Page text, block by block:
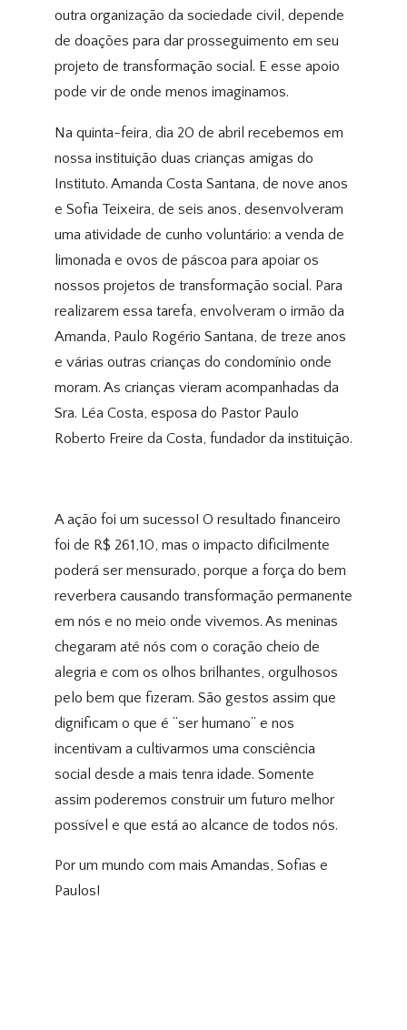
outra organização da sociedade civil, depende
de doações para dar prosseguimento em seu
projeto de transformação social. E esse apoio
pode vir de onde menos imaginamos.
Na quinta-feira, dia 20 de abril recebemos em
nossa instituição duas crianças amigas do
Instituto. Amanda Costa Santana, de nove anos
e Sofia Teixeira, de seis anos, desenvolveram
uma atividade de cunho voluntário: a venda de
limonada e ovos de páscoa para apoiar os
nossos projetos de transformação social. Para
realizarem essa tarefa, envolveram o irmão da
Amanda, Paulo Rogério Santana, de treze anos
e várias outras crianças do condomínio onde
moram. As crianças vieram acompanhadas da
Sra. Léa Costa, esposa do Pastor Paulo
Roberto Freire da Costa, fundador da instituição.
A ação foi um sucesso! O resultado financeiro
foi de R$ 261,10, mas o impacto dificilmente
poderá ser mensurado, porque a força do bem
reverbera causando transformação permanente
em nós e no meio onde vivemos. As meninas
chegaram até nós com o coração cheio de
alegria e com os olhos brilhantes, orgulhosos
pelo bem que fizeram. São gestos assim que
dignificam o que é “ser humano” e nos
incentivam a cultivarmos uma consciência
social desde a mais tenra idade. Somente
assim poderemos construir um futuro melhor
possível e que está ao alcance de todos nós.
Por um mundo com mais Amandas, Sofias e
Paulos!